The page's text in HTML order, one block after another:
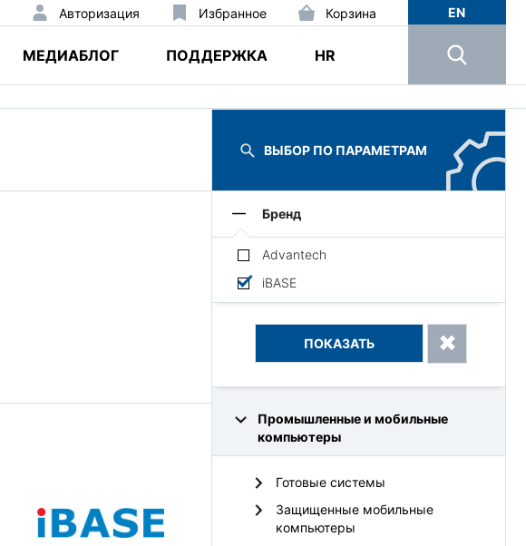
Избранное
Авторизация Корзина
МЕДИАБЛОГ ПОДДЕРЖКА HR
EN
ВЫБОР ПО ПАРАМЕТРАМ
Бренд
Advantech
iBASE
Промышленные и мобильные
компьютеры
Готовые системы
Защищенные мобильные
компьютеры